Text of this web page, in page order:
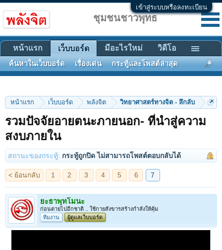
เข้าสู่ระบบหรือลงทะเบียน
หน้าแรก เว็บบอร์ด พลังจิต วิทยาศาสตร์ทางจิต - ลึกลับ
รวมปัจจัยอายตนะภายนอก- ที่นำสู่ความ
สงบภายใน
สถานะของกระทู้: กระทู้ถูกปิด ไม่สามารถโพสต์ตอบกลับได้
< ย้อนกลับ 1 2 3 4 5 6 7
ยะธาพุทโมนะ
ก่อนตายไปอีกชาติ .. ใช้กายสังขารสร้างกำลังให้คุ้ม
ทีมงาน
ผู้ดูแลเว็บบอร์ด
ชุมชนชาวพุทธ
หน้าแรก เว็บบอร์ด
ค้นหาในเว็บบอร์ด เรื่องเด่น กระทู้และโพสต์ล่าสุด
มีอะไรใหม่ วิดีโอ